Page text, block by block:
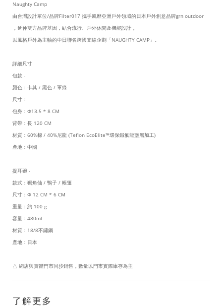
Naughty Camp
由台灣設計單位/品牌Filter017 攜手風靡亞洲戶外領域的日本戶外創意品牌grn outdoor
，延伸雙方品牌基因，結合流行、戶外休閒及機能設計，
以風格戶外為主軸的中日聯名跨國支線企劃「NAUGHTY CAMP」。
詳細尺寸
包款 -
顏色：卡其 / 黑色 / 軍綠
尺寸：
包身：Φ13.5 * 8 CM
背帶：長 120 CM
材質：60%棉 / 40%尼龍 (Teflon EcoElite™環保鐵氟龍塗層加工)
產地：中國
提耳碗 -
款式：獨角仙 / 鴨子 / 帳篷
尺寸：Φ 12 CM * 6 CM
重量：約 100 g
容量：480ml
材質：18/8不鏽鋼
產地：日本
△ 網店與實體門市同步銷售，數量以門市實際庫存為主
了解更多